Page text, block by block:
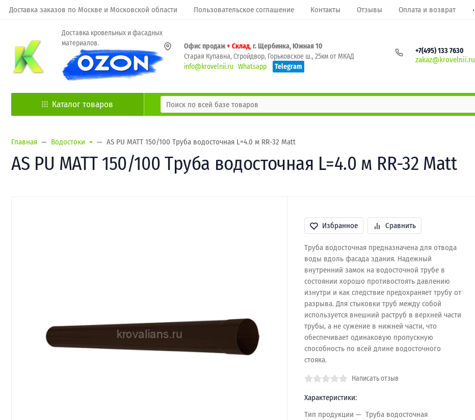
Доставка заказов по Москве и Московской области Пользовательское соглашение Контакты Отзывы Оплата и возврат
Доставка кровельных и фасадных
материалов.
Офис продаж+ Склад, г. Щербинка, Южная 10
Старая Купавна, Стройдвор, Горьковское ш., 25км от МКАД
info@krovelnii.ru Whatsapp Telegram
+7(495) 133 7630
zakaz@krovelnii.ru
Каталог товаров
Главная Водостоки AS PU MATT 150/100 Труба водосточная L=4.0 м RR-32 Matt
AS PU MATT 150/100 Труба водосточная L=4.0 м RR-32 Matt
Избранное Сравнить
Труба водосточная предназначена для отвода
воды вдоль фасада здания. Надежный
внутренний замок на водосточной трубе в
состоянии хорошо противостоять давлению
изнутри и как следствие предохраняет трубу от
разрыва. Для стыковки труб между собой
используется внешний раструб в верхней части
трубы, а не сужение в нижней части, что
обеспечивает одинаковую пропускную
способность по всей длине водосточного
стояка.
Написать отзыв
Характеристики:
Тип продукции
Труба водосточная